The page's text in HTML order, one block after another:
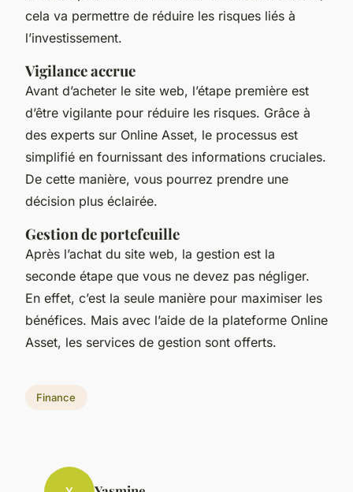
cela va permettre de réduire les risques liés à
l’investissement.
Vigilance accrue
Avant d’acheter le site web, l’étape première est
d’être vigilante pour réduire les risques. Grâce à
des experts sur Online Asset, le processus est
simplifié en fournissant des informations cruciales.
De cette manière, vous pourrez prendre une
décision plus éclairée.
Gestion de portefeuille
Après l’achat du site web, la gestion est la
seconde étape que vous ne devez pas négliger.
En effet, c’est la seule manière pour maximiser les
bénéfices. Mais avec l’aide de la plateforme Online
Asset, les services de gestion sont offerts.
Finance